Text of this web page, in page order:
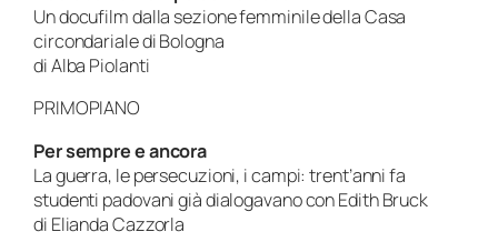
Un docufilm dalla sezione femminile della Casa
circondariale di Bologna
di Alba Piolanti
PRIMOPIANO
Per sempre e ancora
La guerra, le persecuzioni, i campi: trent’anni fa
studenti padovani già dialogavano con Edith Bruck
di Elianda Cazzorla